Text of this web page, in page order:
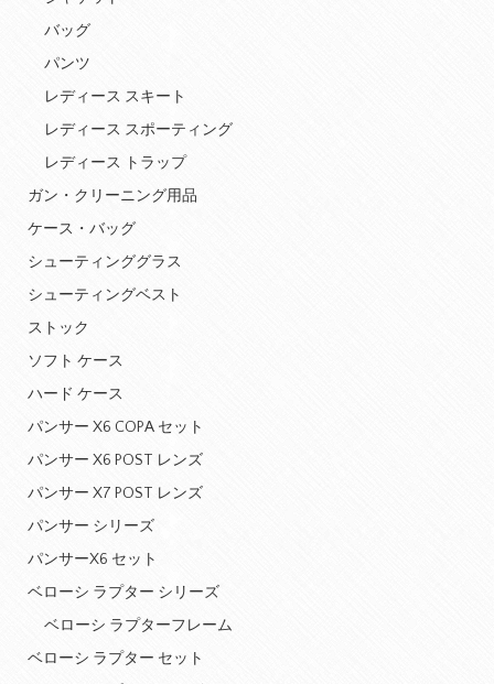
バッグ
パンツ
レディース スキート
レディース スポーティング
レディース トラップ
ガン・クリーニング用品
ケース・バッグ
シューティンググラス
シューティングベスト
ストック
ソフト ケース
ハード ケース
パンサー X6 COPA セット
パンサー X6 POST レンズ
パンサー X7 POST レンズ
パンサー シリーズ
パンサーX6 セット
ベローシ ラプター シリーズ
ベローシ ラプターフレーム
ベローシ ラプター セット